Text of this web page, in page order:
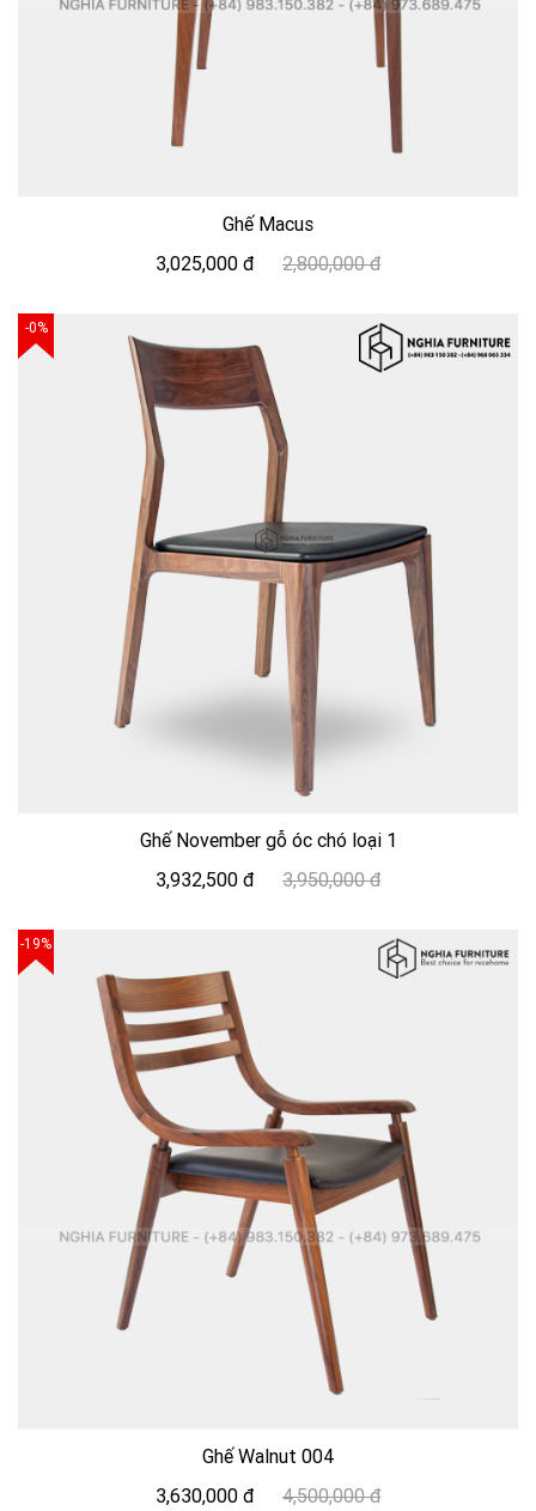
Ghế Macus
3,025,000 đ
2,800,000 đ
-0%
Ghế November gỗ óc chó loại 1
3,932,500 đ
3,950,000 đ
-19%
Ghế Walnut 004
3,630,000 đ
4,500,000 đ